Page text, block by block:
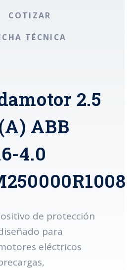
COTIZAR
TÉCNICA
2.5
ABB
4.0
de protección
para
eléctricos